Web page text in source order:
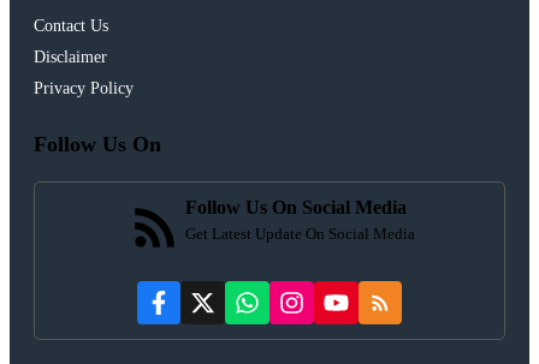
Contact Us
Disclaimer
Privacy Policy
Follow Us On
Follow Us On Social Media
Get Latest Update On Social Media